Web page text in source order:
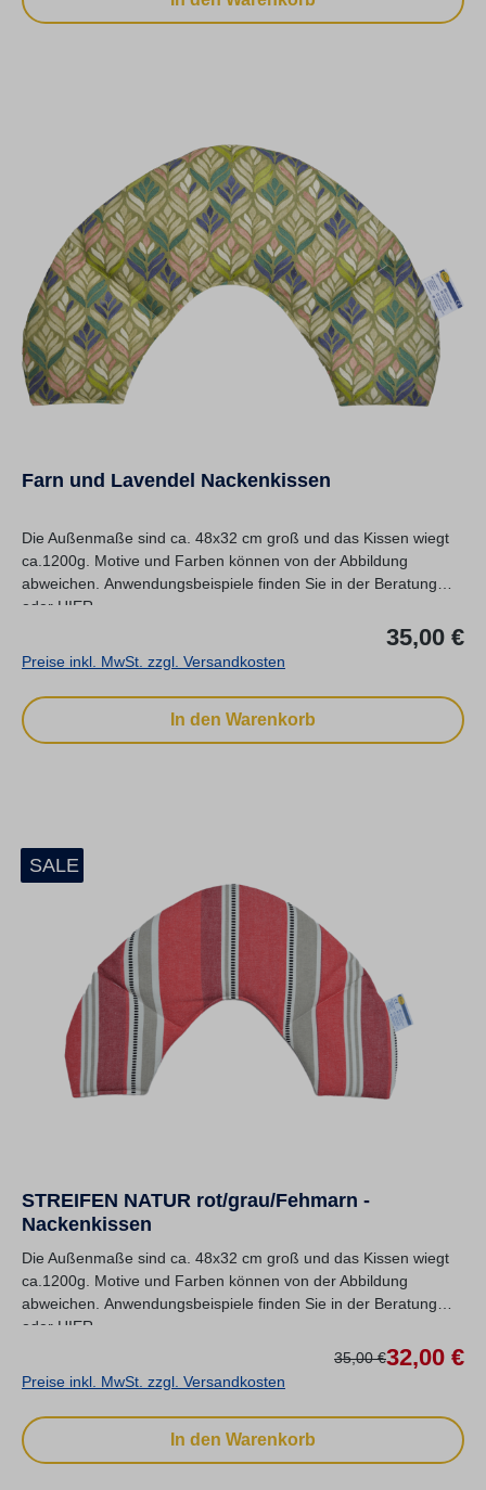
Farn und Lavendel Nackenkissen
Die Außenmaße sind ca. 48x32 cm groß und das Kissen wiegt
ca.1200g. Motive und Farben können von der Abbildung
abweichen. Anwendungsbeispiele finden Sie in der Beratung
oder HIER.
35,00 €
Preise inkl. MwSt. zzgl. Versandkosten
In den Warenkorb
SALE
STREIFEN NATUR rot/grau/Fehmarn -
Nackenkissen
Die Außenmaße sind ca. 48x32 cm groß und das Kissen wiegt
ca.1200g. Motive und Farben können von der Abbildung
abweichen. Anwendungsbeispiele finden Sie in der Beratung
oder HIER.
32,00 €
Regulärer Preis:
35,00 €
Preise inkl. MwSt. zzgl. Versandkosten
In den Warenkorb